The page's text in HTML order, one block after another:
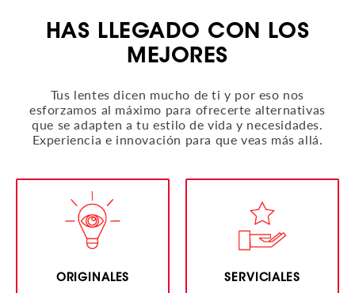
HAS LLEGADO CON LOS
MEJORES
Tus lentes dicen mucho de ti y por eso nos
esforzamos al máximo para ofrecerte alternativas
que se adapten a tu estilo de vida y necesidades.
Experiencia e innovación para que veas más allá.
ORIGINALES SERVICIALES